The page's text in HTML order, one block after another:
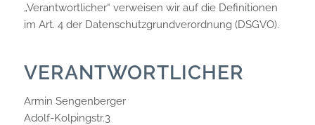
„Verantwortlicher“ verweisen wir auf die Definitionen
im Art. 4 der Datenschutzgrundverordnung (DSGVO).
VERANTWORTLICHER
Armin Sengenberger
Adolf-Kolpingstr.3